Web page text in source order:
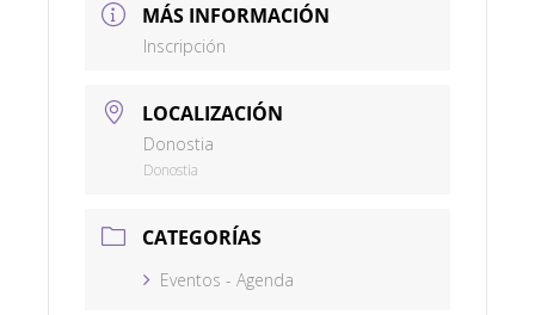
MÁS INFORMACIÓN
Inscripción
LOCALIZACIÓN
Donostia
Donostia
CATEGORÍAS
Eventos - Agenda